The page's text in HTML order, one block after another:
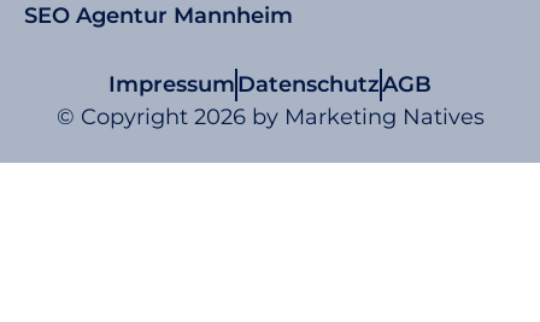
SEO Agentur Mannheim
ImpressumDatenschutzAGB
© Copyright 2026 by Marketing Natives